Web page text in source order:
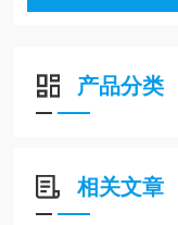
产品分类
相关文章